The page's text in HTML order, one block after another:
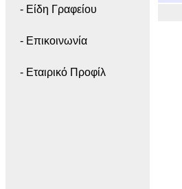
- Είδη Γραφείου
- Επικοινωνία
- Εταιρικό Προφίλ